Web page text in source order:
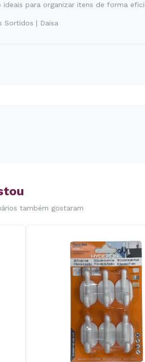
ideais para organizar itens de forma
Sortidos | Daisa
também gostaram